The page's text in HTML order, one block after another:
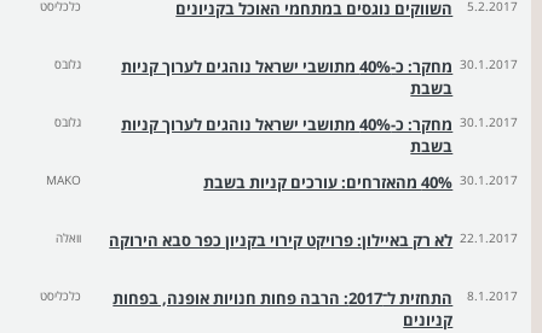
5.2.2017 השווקים נוגסים במתחמי האוכל בקניונים כלכליסט
30.1.2017
מחקר: כ-40% מתושבי ישראל נוהגים לערוך קניות
בשבת
גלובס
30.1.2017
מחקר: כ-40% מתושבי ישראל נוהגים לערוך קניות
בשבת
גלובס
30.1.2017 40% מהאזרחים: עורכים קניות בשבת MAKO
22.1.2017 לא רק באיילון: פרויקט קירוי בקניון כפר סבא הירוקה וואלה
8.1.2017
התחזית ל־2017: הרבה פחות חנויות אופנה, בפחות
קניונים
כלכליסט